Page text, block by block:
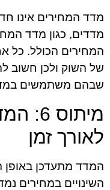
מדד המחירים אינו
מדדים, כגון מדד
המחירים הכולל. כל
של השוק ולכן חשוב
שבהם משתמשים
לאורך זמן
המדד מתעדכן באופן
השינויים במחירים